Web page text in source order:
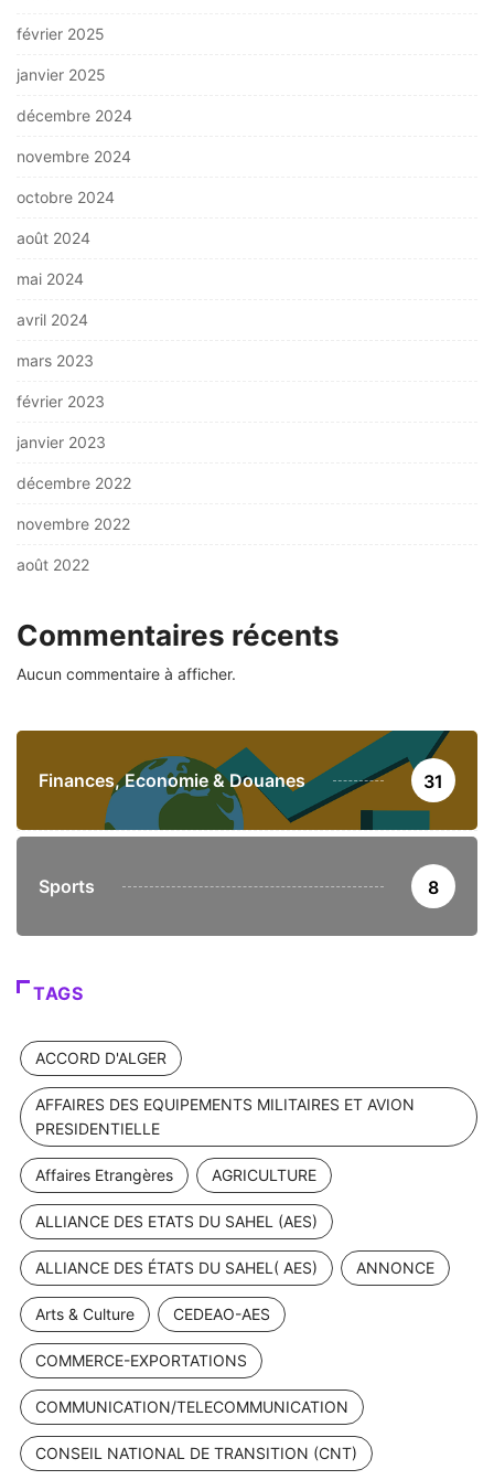
février 2025
janvier 2025
décembre 2024
novembre 2024
octobre 2024
août 2024
mai 2024
avril 2024
mars 2023
février 2023
janvier 2023
décembre 2022
novembre 2022
août 2022
Commentaires récents
Aucun commentaire à afficher.
Finances, Economie & Douanes 31
Sports 8
TAGS
ACCORD D'ALGER
AFFAIRES DES EQUIPEMENTS MILITAIRES ET AVION
PRESIDENTIELLE
Affaires Etrangères AGRICULTURE
ALLIANCE DES ETATS DU SAHEL (AES)
ALLIANCE DES ÉTATS DU SAHEL( AES) ANNONCE
Arts & Culture CEDEAO-AES
COMMERCE-EXPORTATIONS
COMMUNICATION/TELECOMMUNICATION
CONSEIL NATIONAL DE TRANSITION (CNT)